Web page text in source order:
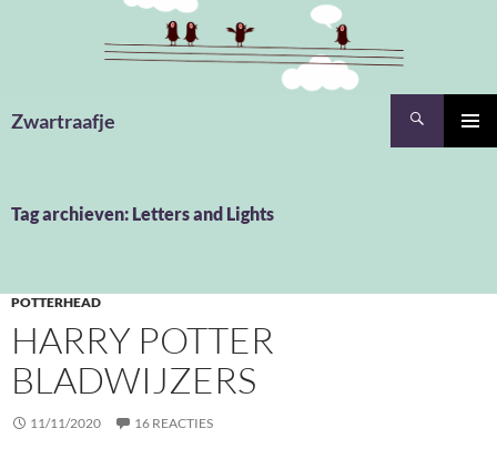
Zwartraafje
Tag archieven: Letters and Lights
POTTERHEAD
HARRY POTTER
BLADWIJZERS
11/11/2020 16 REACTIES